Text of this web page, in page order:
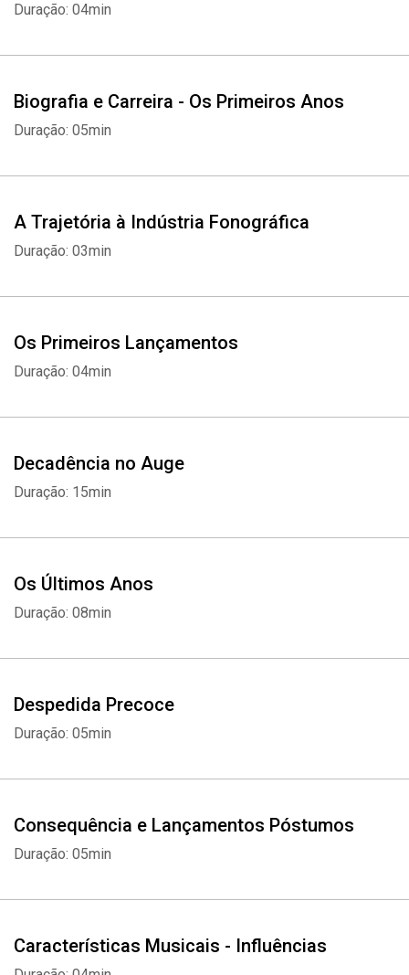
Duração: 04min
Biografia e Carreira - Os Primeiros Anos
Duração: 05min
A Trajetória à Indústria Fonográfica
Duração: 03min
Os Primeiros Lançamentos
Duração: 04min
Decadência no Auge
Duração: 15min
Os Últimos Anos
Duração: 08min
Despedida Precoce
Duração: 05min
Consequência e Lançamentos Póstumos
Duração: 05min
Características Musicais - Influências